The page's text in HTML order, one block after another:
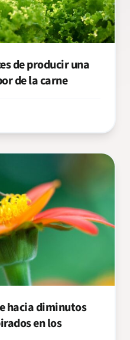
de producir una
de la carne
hacia diminutos
en los